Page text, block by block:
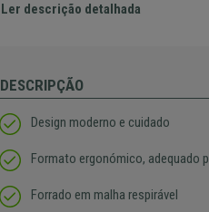
Ler descrição detalhada
DESCRIPÇÃO
Design moderno e cuidado
Formato ergonómico, adequado
Forrado em malha respirável